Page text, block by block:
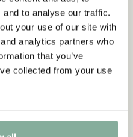
to analyse our traffic.
your use of our site with
analytics partners who
that you’ve
collected from your use
179.00 SEK
rabatt
Lindgrenbutikens
och fakta om
får du 10% rabatt på